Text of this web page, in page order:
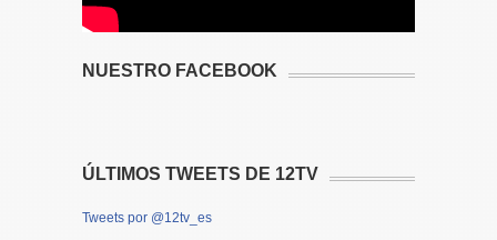
NUESTRO FACEBOOK
ÚLTIMOS TWEETS DE 12TV
Tweets por @12tv_es